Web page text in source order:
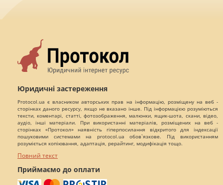
Юридичні застереження
Protocol.ua є власником авторських прав на інформацію, розміщену на веб -
сторінках даного ресурсу, якщо не вказано інше. Під інформацією розуміються
тексти, коментарі, статті, фотозображення, малюнки, ящик-шота, скани, відео,
аудіо, інші матеріали. При використанні матеріалів, розміщених на веб -
сторінках «Протокол» наявність гіперпосилання відкритого для індексації
пошуковими системами на protocol.ua обов`язкове. Під використанням
розуміється копіювання, адаптація, рерайтинг, модифікація тощо.
Повний текст
Приймаємо до оплати